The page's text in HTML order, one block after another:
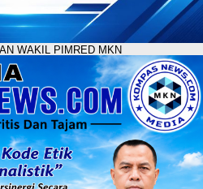
WAKIL PIMRED MKN